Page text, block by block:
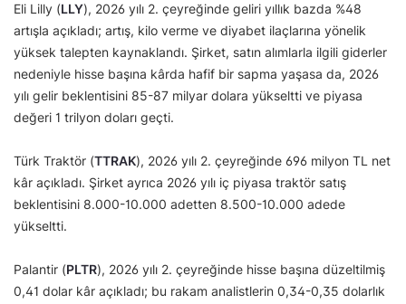
Eli Lilly (LLY), 2026 yılı 2. çeyreğinde geliri yıllık bazda %48
artışla açıkladı; artış, kilo verme ve diyabet ilaçlarına yönelik
yüksek talepten kaynaklandı. Şirket, satın alımlarla ilgili giderler
nedeniyle hisse başına kârda hafif bir sapma yaşasa da, 2026
yılı gelir beklentisini 85-87 milyar dolara yükseltti ve piyasa
değeri 1 trilyon doları geçti.
Türk Traktör (TTRAK), 2026 yılı 2. çeyreğinde 696 milyon TL net
kâr açıkladı. Şirket ayrıca 2026 yılı iç piyasa traktör satış
beklentisini 8.000-10.000 adetten 8.500-10.000 adede
yükseltti.
Palantir (PLTR), 2026 yılı 2. çeyreğinde hisse başına düzeltilmiş
0,41 dolar kâr açıkladı; bu rakam analistlerin 0,34-0,35 dolarlık